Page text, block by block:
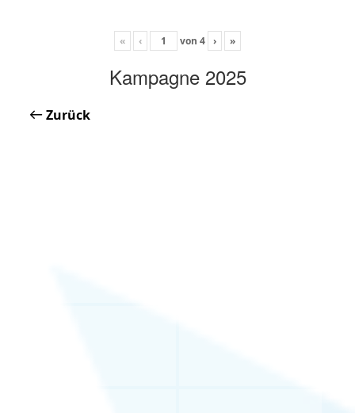
« ‹ von 4 › »
Kampagne 2025
Zurück